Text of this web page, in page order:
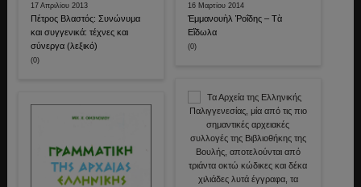
17 Απριλίου 2013
Πέτρος Βλαστός: Συνώνυμα
και συγγενικά: τέχνες και
σύνεργα (λεξικό)
(0)
16 Μαρτίου 2014
Ἐμμανουὴλ Ῥοΐδης – Τὰ
Εἴδωλα
(0)